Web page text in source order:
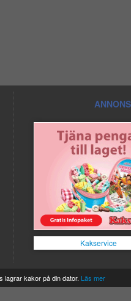
Kakservice
lagrar kakor på din dator. Läs mer